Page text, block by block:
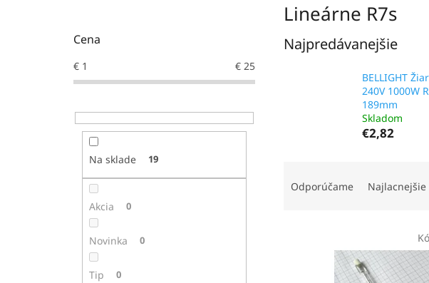
Cena
€ 1 € 25
Na sklade 19
Akcia 0
Novinka 0
Tip 0
Lineárne R7s
Najpredávanejšie
BELLIGHT
240V 1000W
189mm
Skladom
€2,82
Odporúčame Najlacnejšie